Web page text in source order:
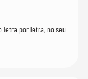
letra por letra, no seu